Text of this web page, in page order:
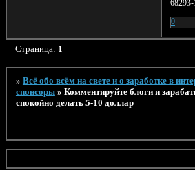
0
Страница: 1
» Всё обо всём на свете и о заработке в
спонсоры » Комментируйте блоги и
спокойно делать 5-10 доллар